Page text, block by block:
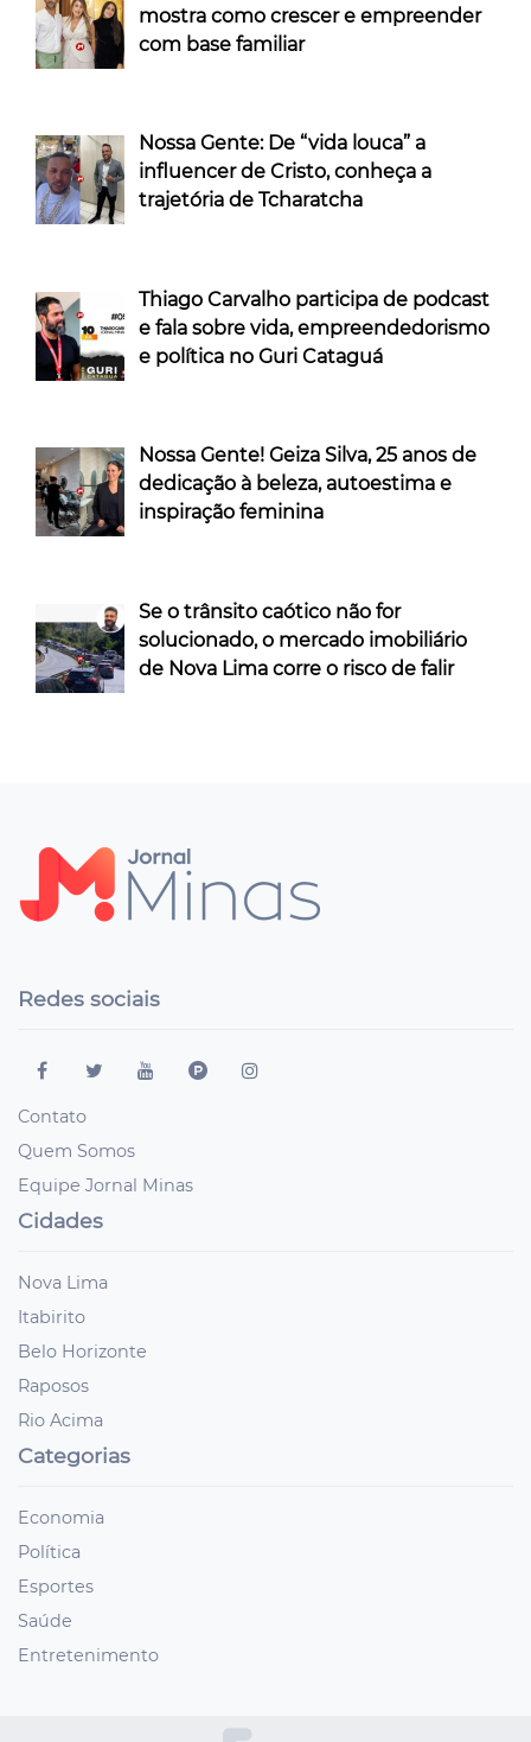
mostra como crescer e empreender
com base familiar
Nossa Gente: De “vida louca” a
influencer de Cristo, conheça a
trajetória de Tcharatcha
Thiago Carvalho participa de podcast
e fala sobre vida, empreendedorismo
e política no Guri Cataguá
Nossa Gente! Geiza Silva, 25 anos de
dedicação à beleza, autoestima e
inspiração feminina
Se o trânsito caótico não for
solucionado, o mercado imobiliário
de Nova Lima corre o risco de falir
Redes sociais
Contato
Quem Somos
Equipe Jornal Minas
Cidades
Nova Lima
Itabirito
Belo Horizonte
Raposos
Rio Acima
Categorias
Economia
Política
Esportes
Saúde
Entretenimento